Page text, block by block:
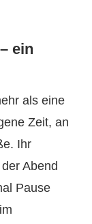
ein
als eine
Zeit, an
Ihr
Abend
Pause